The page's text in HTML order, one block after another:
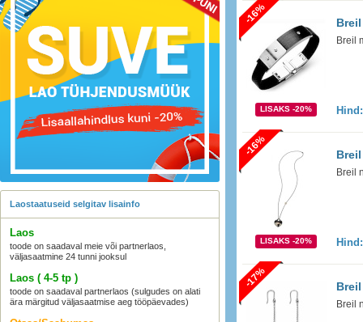
Laostaatuseid selgitav lisainfo
Laos
toode on saadaval meie või partnerlaos,
väljasaatmine 24 tunni jooksul
Laos ( 4-5 tp )
toode on saadaval partnerlaos (sulgudes on alati
ära märgitud väljasaatmise aeg tööpäevades)
Breil
LISAKS -20%
-16%
Breil
LISAKS -20%
-16%
Breil
-17%